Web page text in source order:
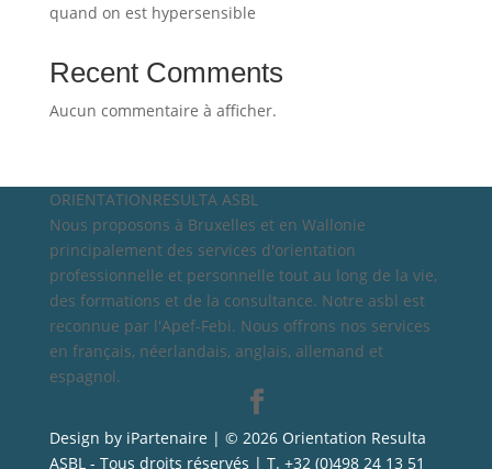
quand on est hypersensible
Recent Comments
Aucun commentaire à afficher.
ORIENTATIONRESULTA ASBL
Nous proposons à Bruxelles et en Wallonie
principalement des services d'orientation
professionnelle et personnelle tout au long de la vie,
des formations et de la consultance. Notre asbl est
reconnue par l'Apef-Febi. Nous offrons nos services
en français, néerlandais, anglais, allemand et
espagnol.
Design by iPartenaire | © 2026 Orientation Resulta
ASBL - Tous droits réservés | T. +32 (0)498 24 13 51